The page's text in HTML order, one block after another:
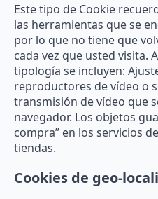
Este tipo de Cookie
las herramientas que se
por lo que no tiene que
cada vez que usted visita.
tipología se incluyen:
reproductores de vídeo o
transmisión de vídeo que
navegador. Los objetos
compra” en los servicios
tiendas.
Cookies de geo-